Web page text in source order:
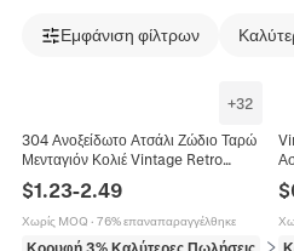
Εμφάνιση φίλτρων
+32
304 Ανοξείδωτο Ατσάλι Ζώδιο Ταρώ
Μενταγιόν Κολιέ Vintage Retro
Ορθογώνια Ετικέτα Αστερισμού
Αλυσίδα Κοσμήματα Άνδρες
Γυναίκες
$1.23-2.49
Χωρίς MOQ · 76% επαναπαραγγέλθηκε
$